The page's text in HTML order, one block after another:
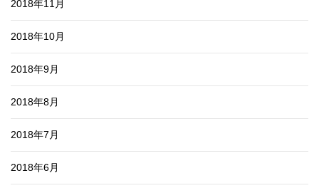
2018年11月
2018年10月
2018年9月
2018年8月
2018年7月
2018年6月